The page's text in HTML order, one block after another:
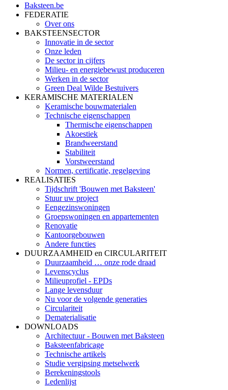
Baksteen.be
FEDERATIE
Over ons
BAKSTEENSECTOR
Innovatie in de sector
Onze leden
De sector in cijfers
Milieu- en energiebewust produceren
Werken in de sector
Green Deal Wilde Bestuivers
KERAMISCHE MATERIALEN
Keramische bouwmaterialen
Technische eigenschappen
Thermische eigenschappen
Akoestiek
Brandweerstand
Stabiliteit
Vorstweerstand
Normen, certificatie, regelgeving
REALISATIES
Tijdschrift 'Bouwen met Baksteen'
Stuur uw project
Eengezinswoningen
Groepswoningen en appartementen
Renovatie
Kantoorgebouwen
Andere functies
DUURZAAMHEID en CIRCULARITEIT
Duurzaamheid … onze rode draad
Levenscyclus
Milieuprofiel - EPDs
Lange levensduur
Nu voor de volgende generaties
Circulariteit
Dematerialisatie
DOWNLOADS
Architectuur - Bouwen met Baksteen
Baksteenfabricage
Technische artikels
Studie vergipsing metselwerk
Berekeningstools
Ledenlijst